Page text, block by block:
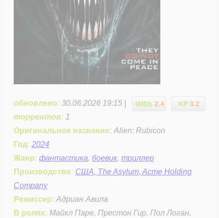
KP 3.2
IMDb 2.4
обновлено: 30.06.2026 19:15 |
торрентов: 1
Оригинальное название: Alien: Rubicon
Год: 2024
Жанр: фантастика, боевик, триллер
Производство: США, The Asylum, Acme Holding
Company
Режиссер: Адриан Авила
В ролях: Майкл Паре, Престон Гир, Пол Логан,